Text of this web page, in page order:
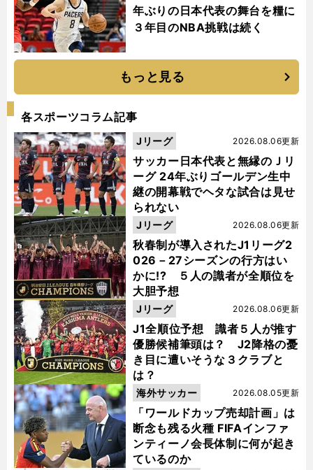
年ぶりの日本代表の舞台を糧に
３年目のNBA挑戦は続く
もっと見る
各スポーツコラム記事
サッカー日本代表と無縁のＪリ
ーグ 24年ぶりゴールデン生中
継の開幕戦でヘタな試合は見せ
られない
2026.08.06更新
Jリーグ
秋春制が導入されたJ1リーグ2
026－27シーズンの行方はい
かに!? ５人の識者が全順位を
大胆予想
2026.08.06更新
Jリーグ
J1全順位予想 識者５人が推す
優勝候補筆頭は？ J2降格の憂
き目に遭いそうな３クラブと
は？
2026.08.06更新
Jリーグ
「ワールドカップ売却計画」は
断念も残る火種 FIFAインファ
ンティーノ会長体制に何が起き
ているのか
2026.08.05更新
海外サッカー